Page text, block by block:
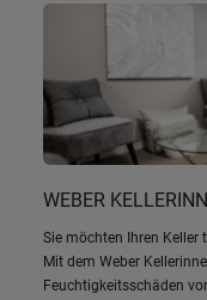
WEBER
Sie möchten Ihren Keller
Mit dem Weber
Feuchtigkeitsschäden